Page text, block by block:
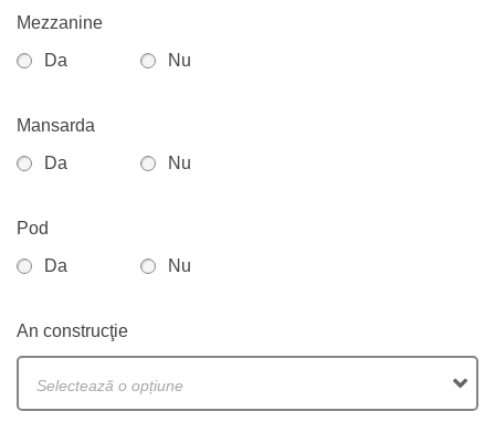
Mezzanine
Da
Nu
Mansarda
Da
Nu
Pod
Da
Nu
An construcţie
Selectează o opțiune